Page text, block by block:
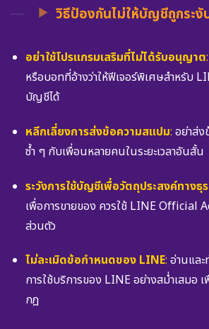
วิธีป้องกันไม่ให้บัญชีถูกระงั
อย่าใช้โปรแกรมเสริมที่ไม่ได้รับอนุญาต:
หรือบอทที่อ้างว่าให้ฟีเจอร์พิเศษสำหรับ
บัญชีได้
หลีกเลี่ยงการส่งข้อความสแปม: อย่าส่
ซ้ำ ๆ กับเพื่อนหลายคนในระยะเวลาอันสั้น
ระวังการใช้บัญชีเพื่อวัตถุประสงค์ทางธุ
เพื่อการขายของ ควรใช้ LINE
ส่วนตัว
ไม่ละเมิดข้อกำหนดของ LINE: อ่านและ
การใช้บริการของ LINE อย่างสม่ำเสมอ
กฎ